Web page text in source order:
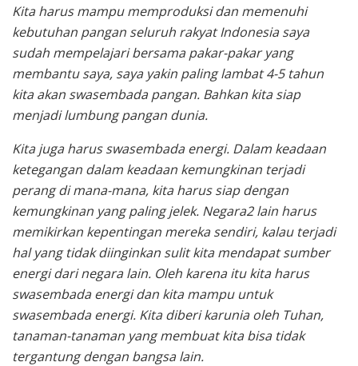
Kita harus mampu memproduksi dan memenuhi
kebutuhan pangan seluruh rakyat Indonesia saya
sudah mempelajari bersama pakar-pakar yang
membantu saya, saya yakin paling lambat 4-5 tahun
kita akan swasembada pangan. Bahkan kita siap
menjadi lumbung pangan dunia.
Kita juga harus swasembada energi. Dalam keadaan
ketegangan dalam keadaan kemungkinan terjadi
perang di mana-mana, kita harus siap dengan
kemungkinan yang paling jelek. Negara2 lain harus
memikirkan kepentingan mereka sendiri, kalau terjadi
hal yang tidak diinginkan sulit kita mendapat sumber
energi dari negara lain. Oleh karena itu kita harus
swasembada energi dan kita mampu untuk
swasembada energi. Kita diberi karunia oleh Tuhan,
tanaman-tanaman yang membuat kita bisa tidak
tergantung dengan bangsa lain.